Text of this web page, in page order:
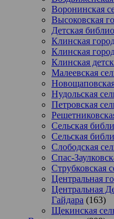
Воронинская
Высоковская
Детская
Клинская
Клинская
Клинская
Малеевская
Нудольская
Петровская
Сельская
Сельская
Слободская
Спас-
Струбковская
Центральная
Центральная
Гайдара (163)
Щекинская